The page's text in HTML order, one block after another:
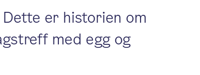
er historien om
med egg og